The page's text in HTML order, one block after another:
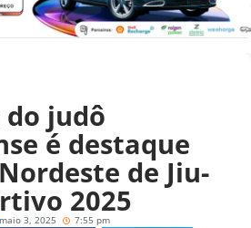
do judô
é destaque
de Jiu-
2025
maio 3, 2025 7:55 pm